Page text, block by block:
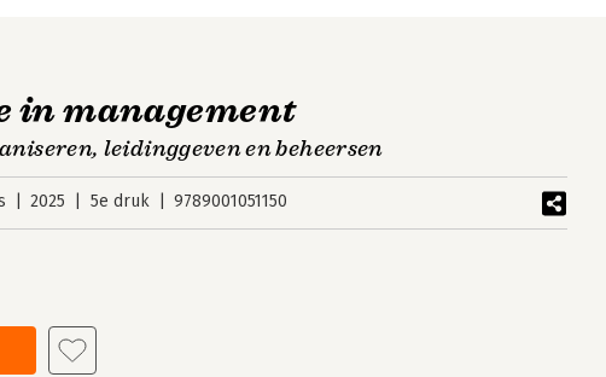
management
leidinggeven en beheersen
2025 5e druk 9789001051150